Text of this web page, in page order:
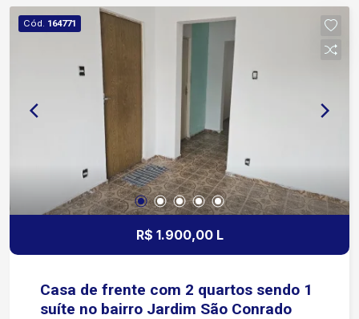
Cód. 164771
R$ 1.900,00 L
Casa de frente com 2 quartos sendo 1
suíte no bairro Jardim São Conrado